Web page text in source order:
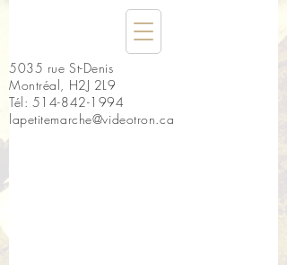
5035 rue St-Denis
Montréal, H2J 2L9
Tél: 514-842-1994
lapetitemarche@videotron.ca